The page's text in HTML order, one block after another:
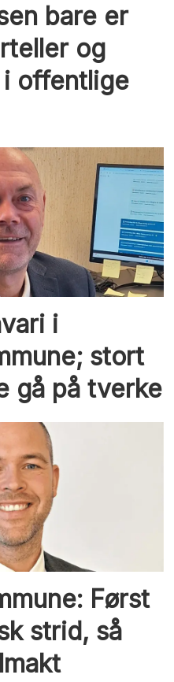
bare er
og
offentlige
i
stort
gå på tverke
Først
strid, så